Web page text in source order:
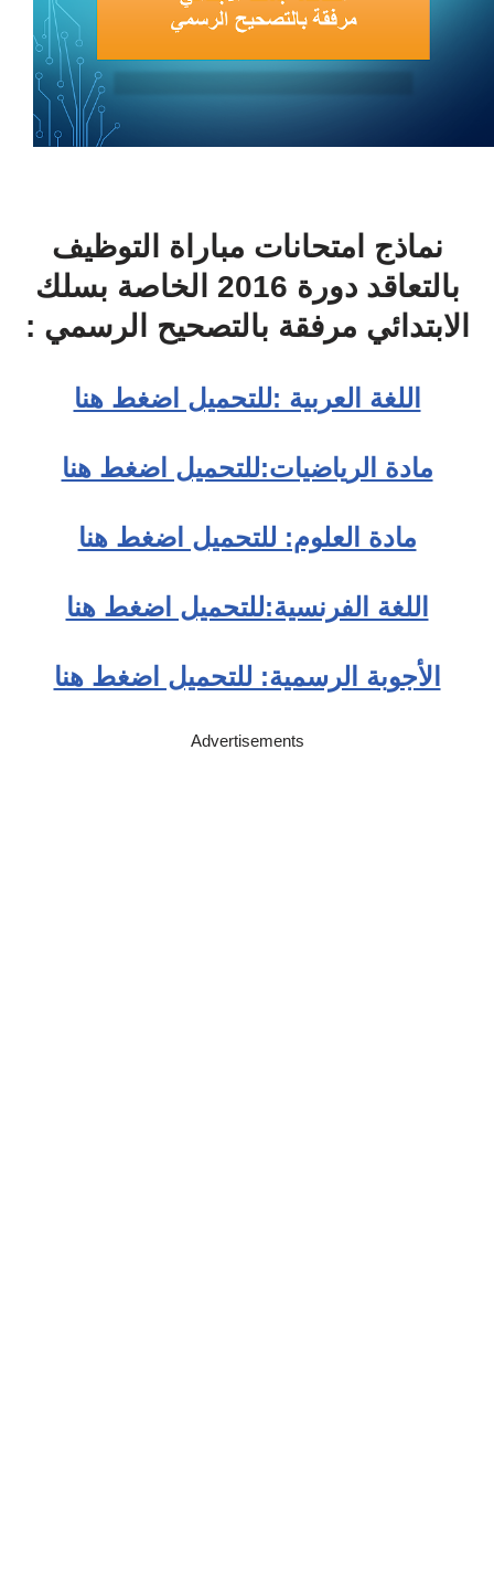
نماذج امتحانات مباراة التوظيف
بالتعاقد دورة 2016 الخاصة بسلك
الابتدائي مرفقة بالتصحيح الرسمي :
اللغة العربية :للتحميل اضغط هنا
مادة الرياضيات:للتحميل اضغط هنا
مادة العلوم: للتحميل اضغط هنا
اللغة الفرنسية:للتحميل اضغط هنا
الأجوبة الرسمية: للتحميل اضغط هنا
Advertisements